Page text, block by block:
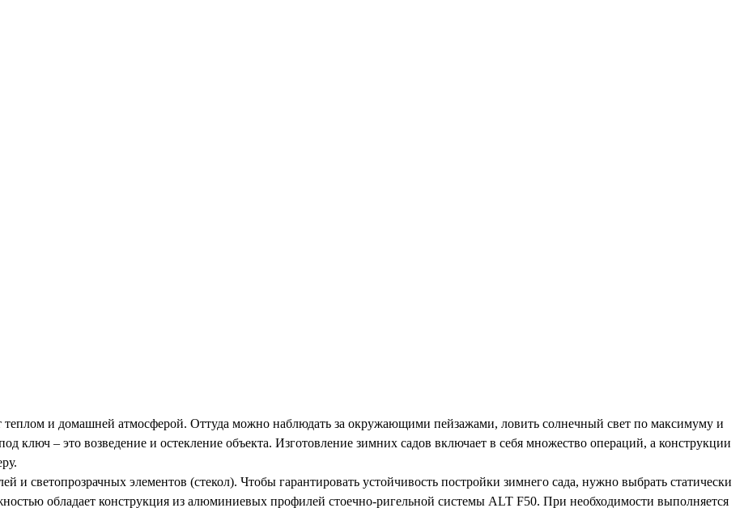
теплом и домашней атмосферой. Оттуда можно наблюдать за окружающими пейзажами, ловить солнечный свет по максимуму и
ключ – это возведение и остекление объекта. Изготовление зимних садов включает в себя множество операций, а конструкции
и светопрозрачных элементов (стекол). Чтобы гарантировать устойчивость постройки зимнего сада, нужно выбрать статически
обладает конструкция из алюминиевых профилей стоечно-ригельной системы ALT F50. При необходимости выполняется